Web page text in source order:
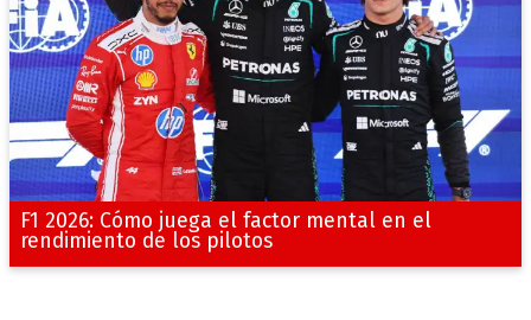
F1 2026: Cómo juega el factor mental en el
rendimiento de los pilotos